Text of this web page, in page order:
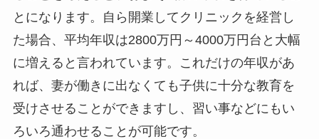
とになります。自ら開業してクリニックを経営し
た場合、平均年収は2800万円～4000万円台と大幅
に増えると言われています。これだけの年収があ
れば、妻が働きに出なくても子供に十分な教育を
受けさせることができますし、習い事などにもい
ろいろ通わせることが可能です。